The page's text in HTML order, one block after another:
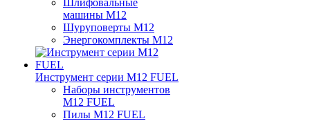
Шлифовальные
машины M12
Шуруповерты M12
Энергокомплекты M12
Инструмент серии M12 FUEL
Наборы инструментов
M12 FUEL
Пилы M12 FUEL